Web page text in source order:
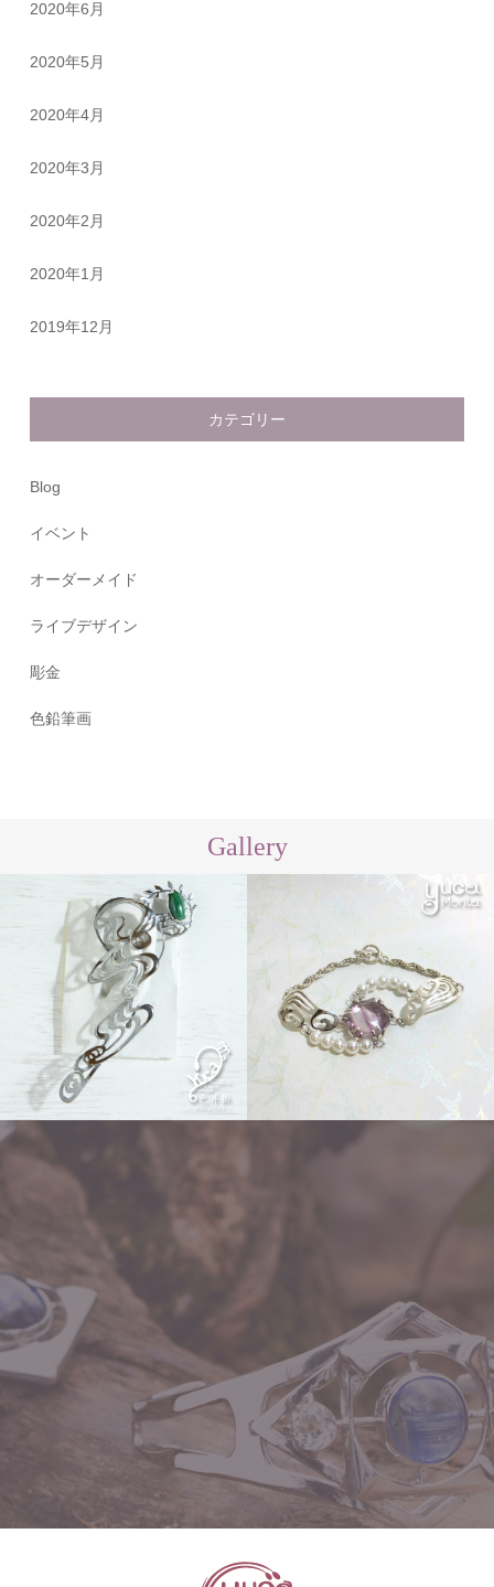
2020年6月
2020年5月
2020年4月
2020年3月
2020年2月
2020年1月
2019年12月
カテゴリー
Blog
イベント
オーダーメイド
ライブデザイン
彫金
色鉛筆画
Gallery
flow